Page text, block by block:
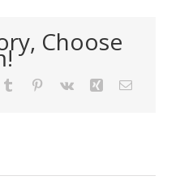
Choose
Tumblr Pinterest
Vk Xing Email